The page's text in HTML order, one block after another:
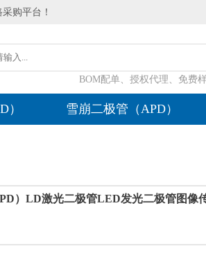
购平台！
BOM配单、授权代理、免费
） 雪崩二极管（APD）
） LD激光二极管LED发光二极管图像